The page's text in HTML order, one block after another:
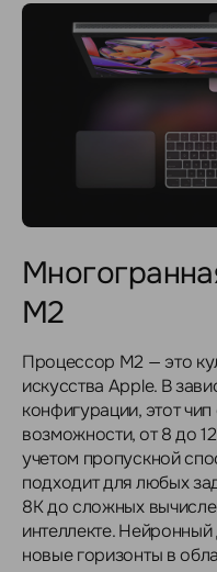
M2
Процессор M2 — это
искусства Apple. В
конфигурации, этот
возможности, от 8 до
учетом пропускной
подходит для любых
8K до сложных
интеллекте.
новые горизонты в